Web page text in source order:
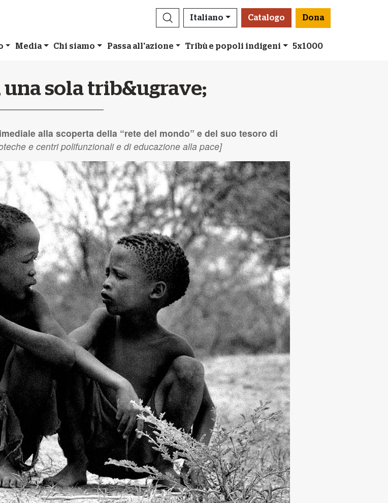
Italiano Catalogo Dona
Media Chi siamo Passa all'azione Tribù e popoli indigeni 5x1000
sola trib&ugrave;
alla scoperta della “rete del mondo” e del suo tesoro di
e centri polifunzionali e di educazione alla pace]